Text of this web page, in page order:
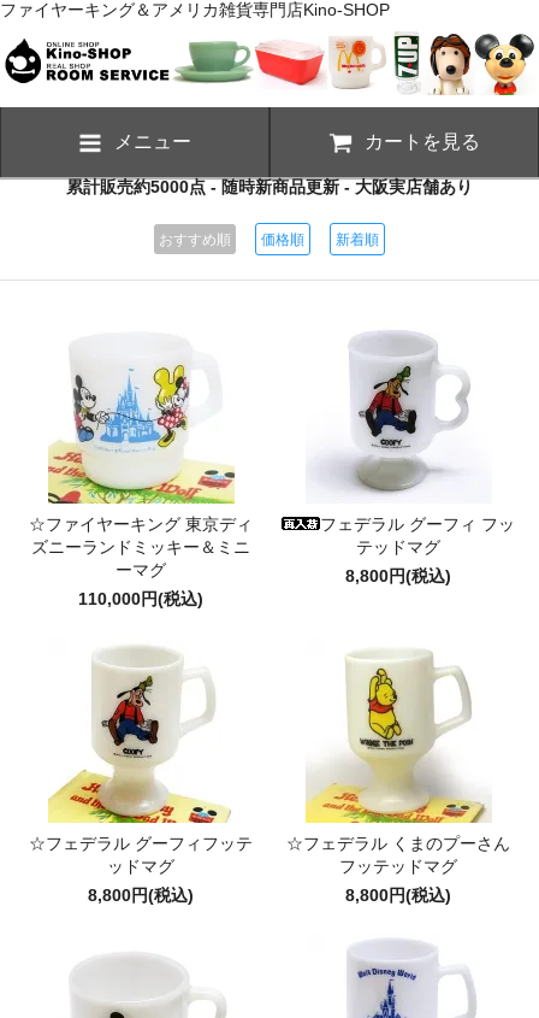
ファイヤーキング＆アメリカ雑貨専門店Kino-SHOP
メニュー カートを見る
累計販売約5000点 - 随時新商品更新 - 大阪実店舗あり
おすすめ順 価格順 新着順
☆ファイヤーキング 東京ディ
ズニーランドミッキー＆ミニ
ーマグ
110,000円(税込)
フェデラル グーフィ フッ
テッドマグ
8,800円(税込)
☆フェデラル グーフィフッテ
ッドマグ
8,800円(税込)
☆フェデラル くまのプーさん
フッテッドマグ
8,800円(税込)